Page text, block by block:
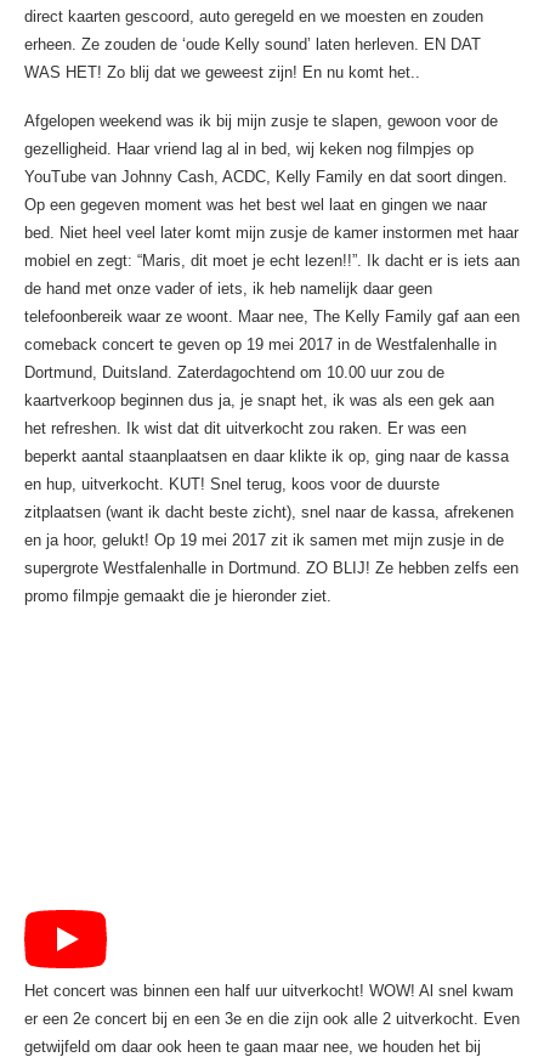
direct kaarten gescoord, auto geregeld en we moesten en zouden
erheen. Ze zouden de ‘oude Kelly sound’ laten herleven. EN DAT
WAS HET! Zo blij dat we geweest zijn! En nu komt het..
Afgelopen weekend was ik bij mijn zusje te slapen, gewoon voor de
gezelligheid. Haar vriend lag al in bed, wij keken nog filmpjes op
YouTube van Johnny Cash, ACDC, Kelly Family en dat soort dingen.
Op een gegeven moment was het best wel laat en gingen we naar
bed. Niet heel veel later komt mijn zusje de kamer instormen met haar
mobiel en zegt: “Maris, dit moet je echt lezen!!”. Ik dacht er is iets aan
de hand met onze vader of iets, ik heb namelijk daar geen
telefoonbereik waar ze woont. Maar nee, The Kelly Family gaf aan een
comeback concert te geven op 19 mei 2017 in de Westfalenhalle in
Dortmund, Duitsland. Zaterdagochtend om 10.00 uur zou de
kaartverkoop beginnen dus ja, je snapt het, ik was als een gek aan
het refreshen. Ik wist dat dit uitverkocht zou raken. Er was een
beperkt aantal staanplaatsen en daar klikte ik op, ging naar de kassa
en hup, uitverkocht. KUT! Snel terug, koos voor de duurste
zitplaatsen (want ik dacht beste zicht), snel naar de kassa, afrekenen
en ja hoor, gelukt! Op 19 mei 2017 zit ik samen met mijn zusje in de
supergrote Westfalenhalle in Dortmund. ZO BLIJ! Ze hebben zelfs een
promo filmpje gemaakt die je hieronder ziet.
Het concert was binnen een half uur uitverkocht! WOW! Al snel kwam
er een 2e concert bij en een 3e en die zijn ook alle 2 uitverkocht. Even
getwijfeld om daar ook heen te gaan maar nee, we houden het bij